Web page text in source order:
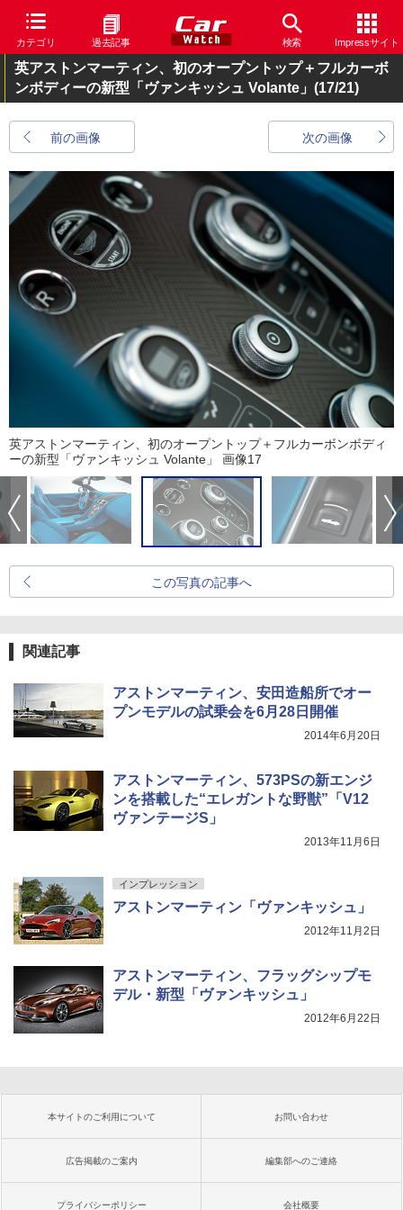
カテゴリ 過去記事 検索 Impressサイト
英アストンマーティン、初のオープントップ＋フルカーボ
ンボディーの新型「ヴァンキッシュ Volante」 (17/21)
前の画像 次の画像
英アストンマーティン、初のオープントップ＋フルカーボンボディ
ーの新型「ヴァンキッシュ Volante」 画像17
この写真の記事へ
関連記事
アストンマーティン、安田造船所でオー
プンモデルの試乗会を6月28日開催
2014年6月20日
アストンマーティン、573PSの新エンジ
ンを搭載した“エレガントな野獣”「V12
ヴァンテージS」
2013年11月6日
インプレッション
アストンマーティン「ヴァンキッシュ」
2012年11月2日
アストンマーティン、フラッグシップモ
デル・新型「ヴァンキッシュ」
2012年6月22日
本サイトのご利用について お問い合わせ
広告掲載のご案内 編集部へのご連絡
プライバシーポリシー 会社概要